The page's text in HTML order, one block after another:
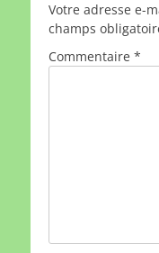
Votre adresse e-
champs
Commentaire *